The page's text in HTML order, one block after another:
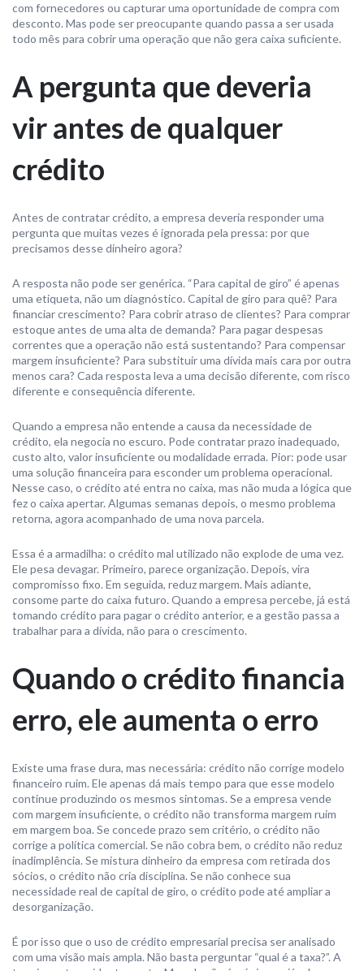
com fornecedores ou capturar uma oportunidade de compra com
desconto. Mas pode ser preocupante quando passa a ser usada
todo mês para cobrir uma operação que não gera caixa suficiente.
A pergunta que deveria
vir antes de qualquer
crédito
Antes de contratar crédito, a empresa deveria responder uma
pergunta que muitas vezes é ignorada pela pressa: por que
precisamos desse dinheiro agora?
A resposta não pode ser genérica. “Para capital de giro” é apenas
uma etiqueta, não um diagnóstico. Capital de giro para quê? Para
financiar crescimento? Para cobrir atraso de clientes? Para comprar
estoque antes de uma alta de demanda? Para pagar despesas
correntes que a operação não está sustentando? Para compensar
margem insuficiente? Para substituir uma dívida mais cara por outra
menos cara? Cada resposta leva a uma decisão diferente, com risco
diferente e consequência diferente.
Quando a empresa não entende a causa da necessidade de
crédito, ela negocia no escuro. Pode contratar prazo inadequado,
custo alto, valor insuficiente ou modalidade errada. Pior: pode usar
uma solução financeira para esconder um problema operacional.
Nesse caso, o crédito até entra no caixa, mas não muda a lógica que
fez o caixa apertar. Algumas semanas depois, o mesmo problema
retorna, agora acompanhado de uma nova parcela.
Essa é a armadilha: o crédito mal utilizado não explode de uma vez.
Ele pesa devagar. Primeiro, parece organização. Depois, vira
compromisso fixo. Em seguida, reduz margem. Mais adiante,
consome parte do caixa futuro. Quando a empresa percebe, já está
tomando crédito para pagar o crédito anterior, e a gestão passa a
trabalhar para a dívida, não para o crescimento.
Quando o crédito financia
erro, ele aumenta o erro
Existe uma frase dura, mas necessária: crédito não corrige modelo
financeiro ruim. Ele apenas dá mais tempo para que esse modelo
continue produzindo os mesmos sintomas. Se a empresa vende
com margem insuficiente, o crédito não transforma margem ruim
em margem boa. Se concede prazo sem critério, o crédito não
corrige a política comercial. Se não cobra bem, o crédito não reduz
inadimplência. Se mistura dinheiro da empresa com retirada dos
sócios, o crédito não cria disciplina. Se não conhece sua
necessidade real de capital de giro, o crédito pode até ampliar a
desorganização.
É por isso que o uso de crédito empresarial precisa ser analisado
com uma visão mais ampla. Não basta perguntar “qual é a taxa?”. A